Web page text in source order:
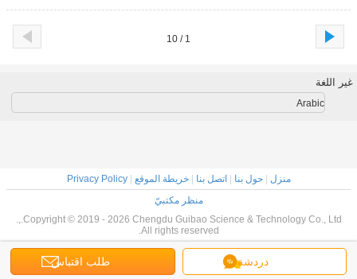
1 / 10
دردشة طلب اقتباس
غير اللغة
Arabic
منزل |حول بنا اتصل بنا |خريطة الموقع |
Privacy Policy
منظر مكتبيّ
Copyright © 2019 - 2026 Chengdu Guibao Science & Technology Co., Ltd.,.
All rights reserved.